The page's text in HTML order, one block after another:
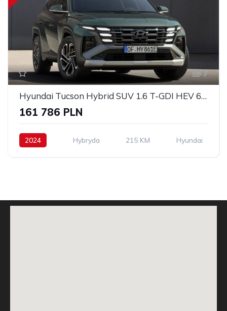
7
Hyundai Tucson Hybrid SUV 1.6 T-GDI HEV 6AT 2WD Executive 2024
161 786 PLN
2024 Hybryda 215 KM Hyundai